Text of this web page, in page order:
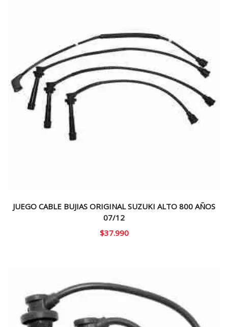
JUEGO CABLE BUJIAS ORIGINAL SUZUKI ALTO 800 AÑOS
07/12
$37.990